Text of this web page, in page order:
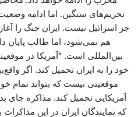
تحریم‌های سنگین. اما ادامه
جز اسرائیل نیست. ایران جنگ را
هم نمی‌شود، اما طالب پایان
بین‌المللی است. *آمریکا در
خود را به ایران تحمیل کند. اگر
موقعیتی نیست که بتواند تمام
آمریکایی تحمیل کند. مذاکره
که نمایندگان ایران در این مذاکرات